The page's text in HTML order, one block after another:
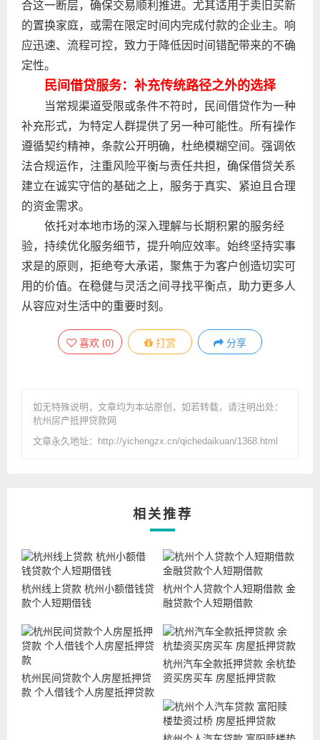
合这一断层，确保交易顺利推进。尤其适用于卖旧买新
的置换家庭，或需在限定时间内完成付款的企业主。响
应迅速、流程可控，致力于降低因时间错配带来的不确
定性。
民间借贷服务：补充传统路径之外的选择
当常规渠道受限或条件不符时，民间借贷作为一种
补充形式，为特定人群提供了另一种可能性。所有操作
遵循契约精神，条款公开明确，杜绝模糊空间。强调依
法合规运作，注重风险平衡与责任共担，确保借贷关系
建立在诚实守信的基础之上，服务于真实、紧迫且合理
的资金需求。
依托对本地市场的深入理解与长期积累的服务经
验，持续优化服务细节，提升响应效率。始终坚持实事
求是的原则，拒绝夸大承诺，聚焦于为客户创造切实可
用的价值。在稳健与灵活之间寻找平衡点，助力更多人
从容应对生活中的重要时刻。
喜欢 (0) 打赏 分享
如无特殊说明，文章均为本站原创 ，如若转载，请注明出处：
杭州房产抵押贷款网
文章永久地址：http://yichengzx.cn/qichedaikuan/1368.html
相关推荐
杭州线上贷款 杭州小额借钱贷
款个人短期借钱
杭州个人贷款个人短期借款 金
融贷款个人短期借款
杭州民间贷款个人房屋抵押贷
款 个人借钱个人房屋抵押贷款
杭州汽车全款抵押贷款 余杭垫
资买房买车 房屋抵押贷款